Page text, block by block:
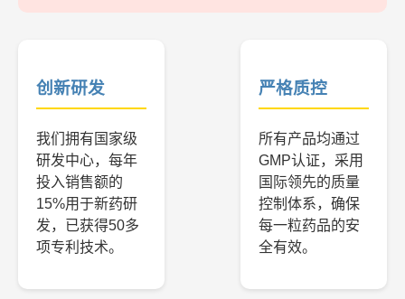
创新研发
我们拥有国家级
研发中心，每年
投入销售额的
15%用于新药研
发，已获得50多
项专利技术。
严格质控
所有产品均通过
GMP认证，采用
国际领先的质量
控制体系，确保
每一粒药品的安
全有效。